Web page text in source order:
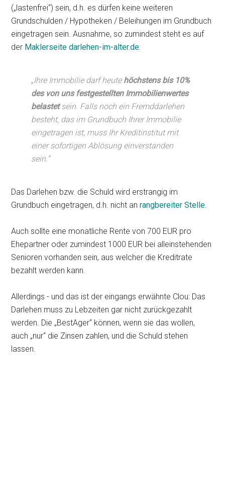
(„lastenfrei“) sein, d.h. es dürfen keine weiteren
Grundschulden / Hypotheken / Beleihungen im Grundbuch
eingetragen sein. Ausnahme, so zumindest steht es auf
der Maklerseite darlehen-im-alter.de:
„Ihre Immobilie darf heute höchstens bis 10%
des von uns festgestellten Immobilienwertes
belastetsein. Falls noch ein Fremddarlehen
besteht, das im Grundbuch Ihrer Immobilie
eingetragen ist, muss Ihr Kreditinstitut mit
einer sofortigen Ablösung einverstanden
sein.“
Das Darlehen bzw. die Schuld wird erstrangig im
Grundbuch eingetragen, d.h. nicht anrangbereiter Stelle.
Auch sollte eine monatliche Rente von 700 EUR pro
Ehepartner oder zumindest 1000 EUR bei alleinstehenden
Senioren vorhanden sein, aus welcher die Kreditrate
bezahlt werden kann.
Allerdings - und das ist der eingangs erwähnte Clou: Das
Darlehen muss zu Lebzeiten gar nicht zurückgezahlt
werden. Die „BestAger“ können, wenn sie das wollen,
auch „nur“ die Zinsen zahlen, und die Schuld stehen
lassen.